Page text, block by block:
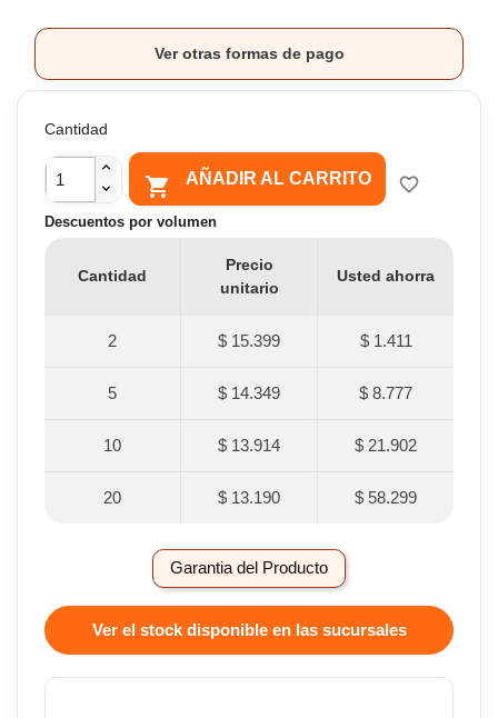
Ver otras formas de pago
Cantidad
 AÑADIR AL CARRITO favorite_border
Descuentos por volumen
Cantidad
Precio
unitario
Usted ahorra
2 $ 15.399 $ 1.411
5 $ 14.349 $ 8.777
10 $ 13.914 $ 21.902
20 $ 13.190 $ 58.299
Garantia del Producto
Ver el stock disponible en las sucursales